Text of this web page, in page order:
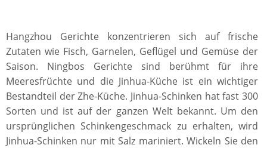
Hangzhou Gerichte konzentrieren sich auf frische
Zutaten wie Fisch, Garnelen, Geflügel und Gemüse der
Saison. Ningbos Gerichte sind berühmt für ihre
Meeresfrüchte und die Jinhua-Küche ist ein wichtiger
Bestandteil der Zhe-Küche. Jinhua-Schinken hat fast 300
Sorten und ist auf der ganzen Welt bekannt. Um den
ursprünglichen Schinkengeschmack zu erhalten, wird
Jinhua-Schinken nur mit Salz mariniert. Wickeln Sie den